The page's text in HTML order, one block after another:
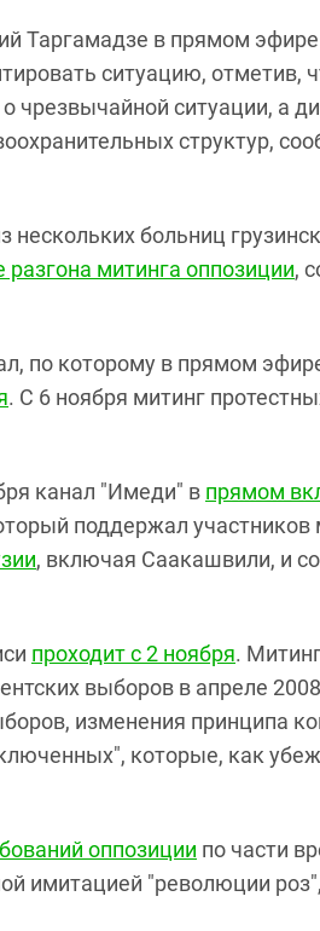
Таргамадзе в прямом эфире
ситуацию, отметив,
чрезвычайной ситуации, а
структур,
больниц
митинга оппозиции,
по которому в прямом
. С 6 ноября митинг
канал "Имеди" в прямом
поддержал участников
, включая Саакашвили, и
проходит с 2 ноября.
выборов в апреле
изменения принципа
которые, как
оппозиции по части
имитацией "революции роз",